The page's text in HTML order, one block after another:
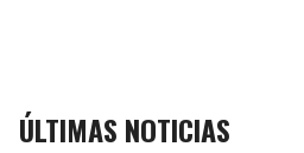
ÚLTIMAS NOTICIAS